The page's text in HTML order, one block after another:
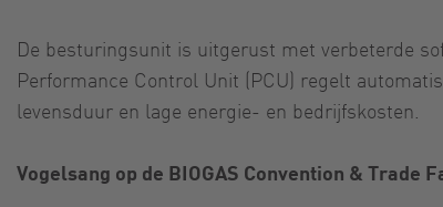
De besturingsunit is uitgerust met verbeterde
Performance Control Unit (PCU) regelt
levensduur en lage energie- en bedrijfskosten.
Vogelsang op de BIOGAS Convention &